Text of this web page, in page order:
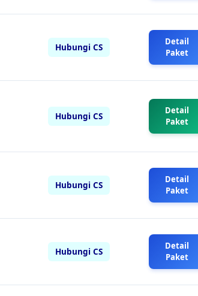
Hubungi CS
Detail
Paket
Hubungi CS
Detail
Paket
Hubungi CS
Detail
Paket
Hubungi CS
Detail
Paket